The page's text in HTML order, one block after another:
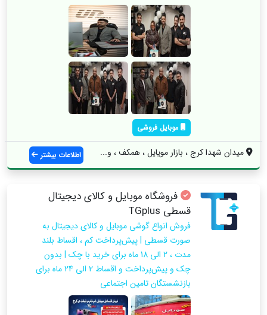
موبایل فروشی
میدان شهدا کرج ، بازار مویایل ، همکف ، و... اطلاعات بیشتر
فروشگاه موبایل و کالای دیجیتال
قسطی TGplus
فروش انواع گوشی موبایل و کالای دیجیتال به
صورت قسطی | پیش‌پرداخت کم ، اقساط بلند
مدت ، 2 الی 18 ماه برای خرید با چک | بدون
چک و پیش‌پرداخت و اقساط 2 الی 24 ماه برای
بازنشستگان تامین اجتماعی